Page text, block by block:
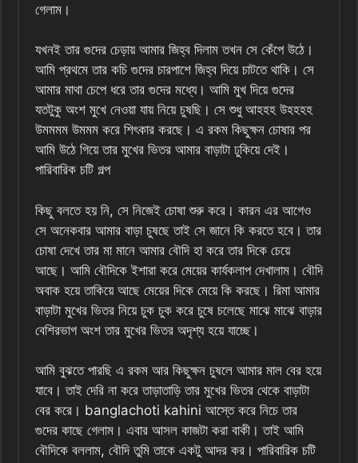
গেলাম।
যখনই তার গুদের চেড়ায় আমার জিহ্ব দিলাম তখন সে কেঁপে উঠে।
আমি প্রথমে তার কচি গুদের চারপাশে জিহ্ব দিয়ে চাটতে থাকি। সে
আমার মাথা চেপে ধরে তার গুদের মধ্যে। আমি মুখ দিয়ে গুদের
যতটুকু অংশ মুখে নেওয়া যায় নিয়ে চুষছি। সে শুধু আহহহ উহহহহ
উমমমম উমমম করে শিৎকার করছে। এ রকম কিছুক্ষন চোষার পর
আমি উঠে গিয়ে তার মুখের ভিতর আমার বাড়াটা ঢুকিয়ে দেই।
পারিবারিক চটি গল্প
কিছু বলতে হয় নি, সে নিজেই চোষা শুরু করে। কারন এর আগেও
সে অনেকবার আমার বাড়া চুষছে তাই সে জানে কি করতে হবে। তার
চোষা দেখে তার মা মানে আমার বৌদি হা করে তার দিকে চেয়ে
আছে। আমি বৌদিকে ইশারা করে মেয়ের কার্যকলাপ দেখালাম। বৌদি
অবাক হয়ে তাকিয়ে আছে মেয়ের দিকে মেয়ে কি করছে। রিমা আমার
বাড়াটা মুখের ভিতর নিয়ে চুক চুক করে চুষে চলেছে মাঝে মাঝে বাড়ার
বেশিরভাগ অংশ তার মুখের ভিতর অদৃশ্য হয়ে যাচ্ছে।
আমি বুঝতে পারছি এ রকম আর কিছুক্ষন চুষলে আমার মাল বের হয়ে
যাবে। তাই দেরি না করে তাড়াতাড়ি তার মুখের ভিতর থেকে বাড়াটা
বের করে। banglachoti kahini আস্তে করে নিচে তার
গুদের কাছে গেলাম। এবার আসল কাজটা করা বাকী। তাই আমি
বৌদিকে বললাম, বৌদি তুমি তাকে একটু আদর কর। পারিবারিক চটি